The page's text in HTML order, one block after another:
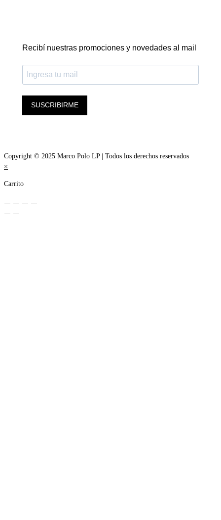
Recibí nuestras promociones y novedades al mail
SUSCRIBIRME
Copyright © 2025 Marco Polo LP | Todos los derechos reservados
×
Carrito